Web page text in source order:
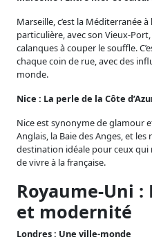
Marseille, c’est la Méditerranée
particulière, avec son Vieux-
calanques à couper le souffle.
chaque coin de rue, avec des
monde.
Nice : La perle de la Côte
Nice est synonyme de glamour
Anglais, la Baie des Anges, et
destination idéale pour ceux qui
de vivre à la française.
Royaume-Uni
et modernité
Londres : Une ville-monde